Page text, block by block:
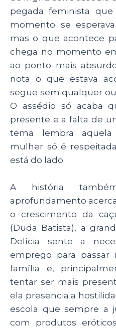
pegada feminista
momento se
mas o que acontece
chega no momento
ao ponto mais
nota o que estava
segue sem qualquer
O assédio só acaba
presente e a falta de
tema lembra
mulher só é
está do lado.
A história
aprofundamento
o crescimento da
(Duda Batista), a
Delícia sente a
emprego para
família e,
tentar ser mais
ela presencia a
escola que sempre a
com produtos